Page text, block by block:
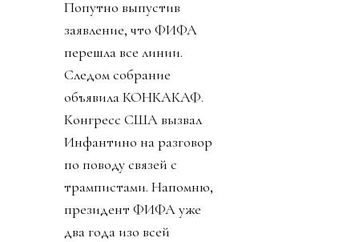
Попутно выпустив
заявление, что ФИФА
перешла все линии.
Следом собрание
объявила КОНКАКАФ.
Конгресс США вызвал
Инфантино на разговор
по поводу связей с
трампистами. Напомню,
президент ФИФА уже
два года изо всей